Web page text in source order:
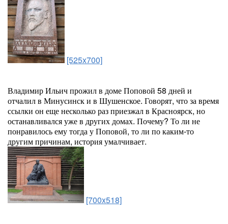
[525x700]
Владимир Ильич прожил в доме Поповой 58 дней и
отчалил в Минусинск и в Шушенское. Говорят, что за время
ссылки он еще несколько раз приезжал в Красноярск, но
останавливался уже в других домах. Почему? То ли не
понравилось ему тогда у Поповой, то ли по каким-то
другим причинам, история умалчивает.
[700x518]